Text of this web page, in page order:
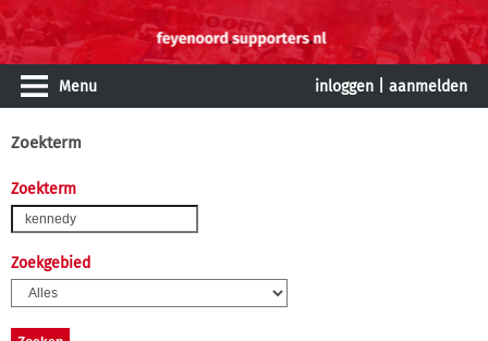
Menu inloggen aanmelden
Zoekterm
Zoekterm
Zoekgebied